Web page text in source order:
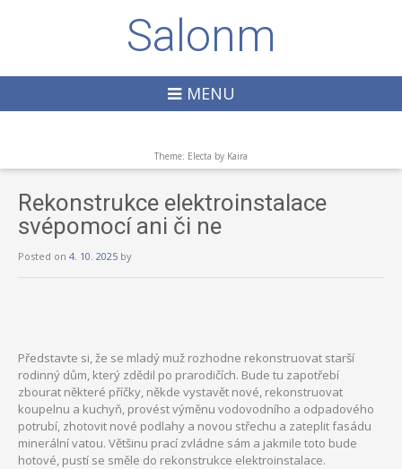
Salonm
MENU
Theme: Electa by Kaira
Rekonstrukce elektroinstalace
svépomocí ani či ne
Posted on 4. 10. 2025 by
Představte si, že se mladý muž rozhodne rekonstruovat starší
rodinný dům, který zdědil po prarodičích. Bude tu zapotřebí
zbourat některé příčky, někde vystavět nové, rekonstruovat
koupelnu a kuchyň, provést výměnu vodovodního a odpadového
potrubí, zhotovit nové podlahy a novou střechu a zateplit fasádu
minerální vatou. Většinu prací zvládne sám a jakmile toto bude
hotové, pustí se směle do rekonstrukce elektroinstalace.